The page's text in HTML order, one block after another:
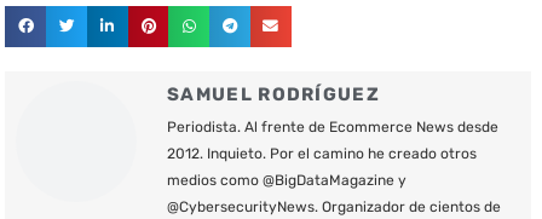
SAMUEL RODRÍGUEZ
Periodista. Al frente de Ecommerce News desde
2012. Inquieto. Por el camino he creado otros
medios como @BigDataMagazine y
@CybersecurityNews. Organizador de cientos de